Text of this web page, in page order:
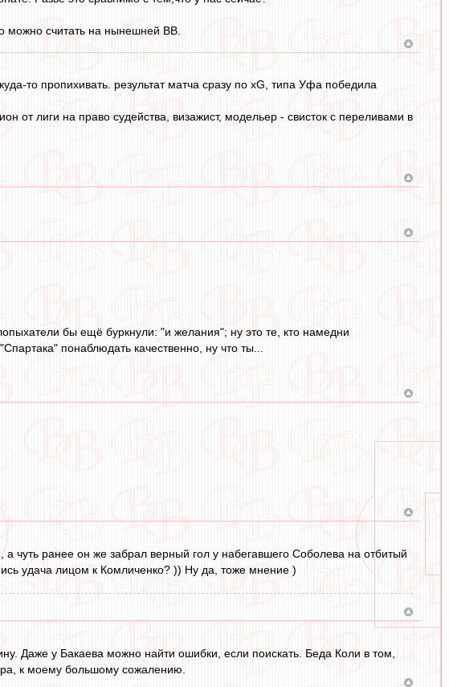
можно считать на нынешней ВВ.
то пропихивать. результат матча сразу по xG, типа Уфа победила
от лиги на право судейства, визажист, модельер - свисток с переливами в
бы ещё буркнули: "и желания"; ну это те, кто намедни
понаблюдать качественно, ну что ты...
чуть ранее он же забрал верный гол у набегавшего Соболева на отбитый
удача лицом к Комличенко? )) Ну да, тоже мнение )
Даже у Бакаева можно найти ошибки, если поискать. Беда Коли в том,
к моему большому сожалению.